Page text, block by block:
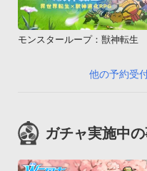
モンスターループ：獣神転生
他の予約受
ガチャ実施中